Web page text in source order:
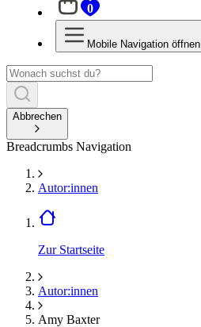
0
Mobile Navigation öffnen
Abbrechen
Breadcrumbs Navigation
Autor:innen
Zur Startseite
Autor:innen
Amy Baxter